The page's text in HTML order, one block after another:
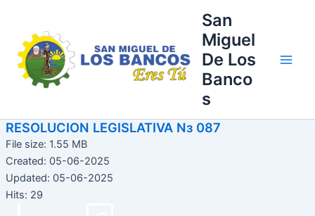
contenido
San
Miguel
De Los
Banco
s
RESOLUCION LEGISLATIVA Nз 087
File size: 1.55 MB
Created: 05-06-2025
Updated: 05-06-2025
Hits: 29